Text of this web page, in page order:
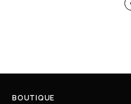
BOUTIQUE